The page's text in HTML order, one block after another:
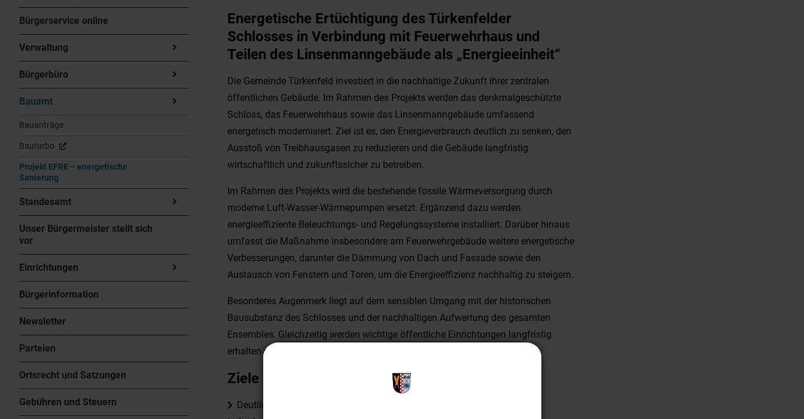
Bürgerservice online
Verwaltung
Bürgerbüro
Bauamt
Bauanträge
Bauturbo
Projekt EFRE – energetische
Sanierung
Standesamt
Unser Bürgermeister stellt sich
vor
Einrichtungen
Bürgerinformation
Newsletter
Parteien
Ortsrecht und Satzungen
Gebühren und Steuern
Energetische Ertüchtigung des Türkenfelder
Schlosses in Verbindung mit Feuerwehrhaus und
Teilen des Linsenmanngebäude als „Energieeinheit“
Die Gemeinde Türkenfeld investiert in die nachhaltige Zukunft ihrer zentralen
öffentlichen Gebäude. Im Rahmen des Projekts werden das denkmalgeschützte
Schloss, das Feuerwehrhaus sowie das Linsenmanngebäude umfassend
energetisch modernisiert. Ziel ist es, den Energieverbrauch deutlich zu senken, den
Ausstoß von Treibhausgasen zu reduzieren und die Gebäude langfristig
wirtschaftlich und zukunftssicher zu betreiben.
Im Rahmen des Projekts wird die bestehende fossile Wärmeversorgung durch
moderne Luft-Wasser-Wärmepumpen ersetzt. Ergänzend dazu werden
energieeffiziente Beleuchtungs- und Regelungssysteme installiert. Darüber hinaus
umfasst die Maßnahme insbesondere am Feuerwehrgebäude weitere energetische
Verbesserungen, darunter die Dämmung von Dach und Fassade sowie den
Austausch von Fenstern und Toren, um die Energieeffizienz nachhaltig zu steigern.
Besonderes Augenmerk liegt auf dem sensiblen Umgang mit der historischen
Bausubstanz des Schlosses und der nachhaltigen Aufwertung des gesamten
Ensembles. Gleichzeitig werden wichtige öffentliche Einrichtungen langfristig
erhalten und deren Betriebskosten spürbar reduziert.
Ziele des Projekts
Deutliche Reduzierung des Energieverbrauchs und der CO₂-Emissionen